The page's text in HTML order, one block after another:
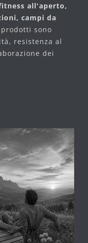
all'aperto,
campi da
sono
resistenza al
dei